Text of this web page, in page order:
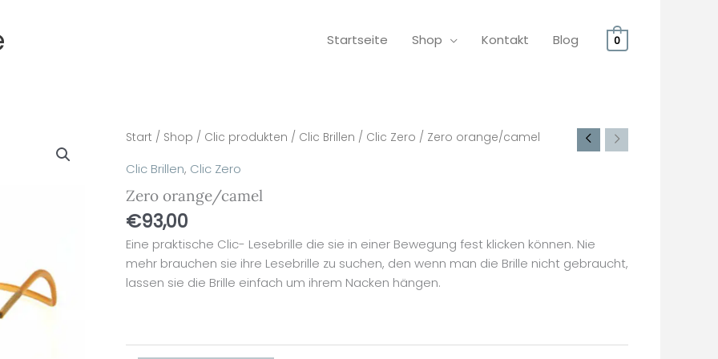
Startseite Shop Kontakt Blog 0
Start / Shop / Clic produkten / Clic Brillen / Clic Zero / Zero orange/camel
Clic Brillen, Clic Zero
Zero orange/camel
€93,00
Eine praktische Clic- Lesebrille die sie in einer Bewegung fest klicken können. Nie
mehr brauchen sie ihre Lesebrille zu suchen, den wenn man die Brille nicht gebraucht,
lassen sie die Brille einfach um ihrem Nacken hängen.
Zero
Menge